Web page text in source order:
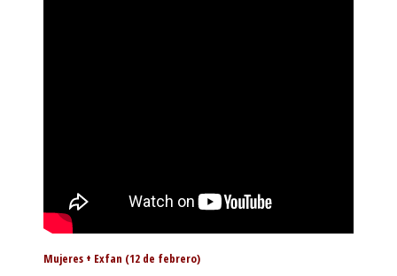
Mujeres + Exfan (12 de febrero)